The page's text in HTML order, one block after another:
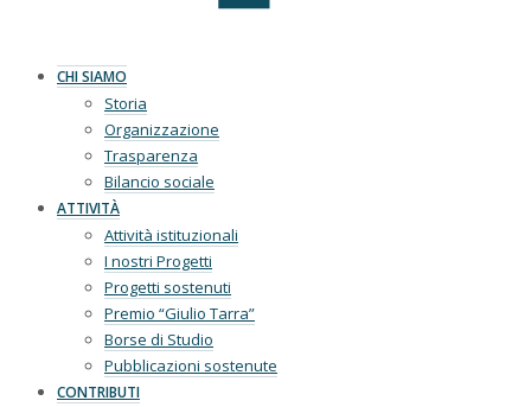
CHI SIAMO
Storia
Organizzazione
Trasparenza
Bilancio sociale
ATTIVITÀ
Attività istituzionali
I nostri Progetti
Progetti sostenuti
Premio “Giulio Tarra”
Borse di Studio
Pubblicazioni sostenute
CONTRIBUTI